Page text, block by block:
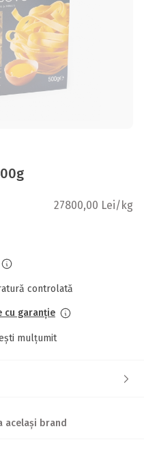
27800,00 Lei/kg
controlată
cu garanție
mulțumit
același brand